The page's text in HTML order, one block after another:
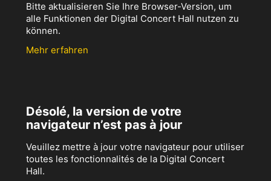
Bitte aktualisieren Sie Ihre Browser-Version, um
alle Funktionen der Digital Concert Hall nutzen zu
können.
Mehr erfahren
Désolé, la version de votre
navigateur n’est pas à jour
Veuillez mettre à jour votre navigateur pour utiliser
toutes les fonctionnalités de la Digital Concert
Hall.